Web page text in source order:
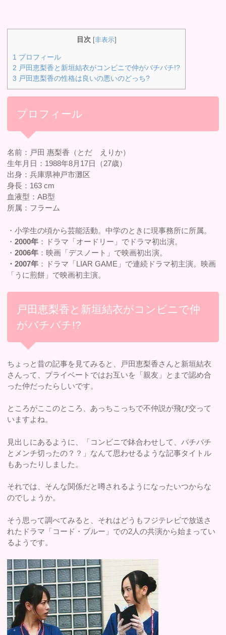
目次 [非表示]
1 プロフィール
2 戸田恵梨香と新垣結衣がコンビニで仲がバチバチ!?
3 戸田恵梨香の性格は良いの悪いのどっち?
プロフィール
名前：戸田 惠梨香（とだ えりか）
生年月日：1988年8月17日（27歳）
出身：兵庫県神戸市灘区
身長：163 cm
血液型：AB型
所属：フラーム
・小学生の頃から芸能活動。中学のときに現事務所に所属。
・2000年 ：ドラマ「オードリー」でドラマ初出演。
・2006年 ：映画「デスノート」で映画初出演。
・2007年 ：ドラマ「LIAR GAME」で連続ドラマ初主演。映画
「うに煎餅」で映画初主演。
戸田恵梨香と新垣結衣がコンビニで仲
がバチバチ!?
ちょっと昔の記事を見てみると、戸田恵梨香さんと新垣結衣
さんって、プライベートではお互いを「親友」とまで認め合
った仲だったらしいです。
ところがここのところ、あっちこっちで不仲説が飛び交って
いますよね。
見出しにあるように、「コンビニで鉢合わせして、バチバチ
とメンチ切ったの？？」なんて思わせるような記事タイトル
もあったりしました。
それでは、そんな関係だと噂されるようになったいつからな
のでしょうか。
そう思って調べてみると、それはどうもフジテレビで放送さ
れたドラマ「コード・ブルー」での2人の共演から始まってい
るようです。